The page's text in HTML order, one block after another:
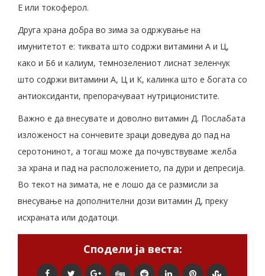
Е или токоферол.
Друга храна добра во зима за одржување на
имунитетот е: тиквата што содржи витамини А и Ц,
како и Б6 и калиум, темнозелениот лиснат зеленчук
што содржи витамини А, Ц и К, калинка што е богата со
антиоксиданти, препорачуваат нутриционистите.
Важно е да внесувате и доволно витамин Д. Послабата
изложеност на сончевите зраци доведува до пад на
серотонинот, а тогаш може да почувствуваме желба
за храна и пад на расположението, па дури и депресија.
Во текот на зимата, не е лошо да се размисли за
внесување на дополнителни дози витамин Д, преку
исхраната или додатоци.
Сподели ја веста: